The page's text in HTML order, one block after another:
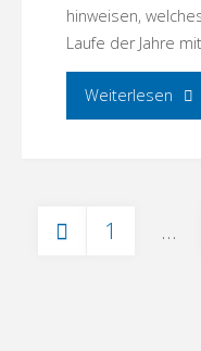
hinweisen,
Laufe der Jahre
Weiterlesen
1 …